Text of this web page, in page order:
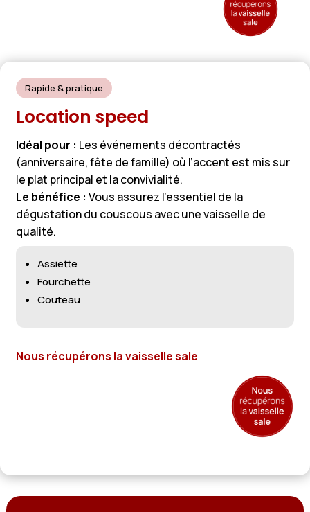
Rapide & pratique
Location speed
Idéal pour : Les événements décontractés
(anniversaire, fête de famille) où l’accent est mis sur
le plat principal et la convivialité.
Le bénéfice : Vous assurez l’essentiel de la
dégustation du couscous avec une vaisselle de
qualité.
Assiette
Fourchette
Couteau
Nous récupérons la vaisselle sale